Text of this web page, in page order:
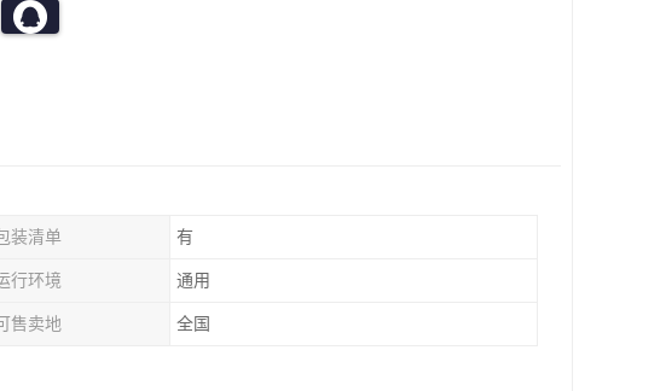
装清单 有
行环境 通用
售卖地 全国